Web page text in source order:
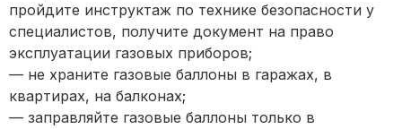
пройдите инструктаж по технике безопасности у
специалистов, получите документ на право
эксплуатации газовых приборов;
— не храните газовые баллоны в гаражах, в
квартирах, на балконах;
— заправляйте газовые баллоны только в